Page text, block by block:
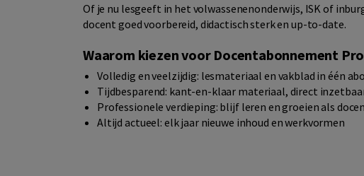
Of je nu lesgeeft in het volwassenenonderwijs, ISK of
docent goed voorbereid, didactisch sterk en up-to-date.
Waarom kiezen voor Docentabonnement
Volledig en veelzijdig: lesmateriaal en vakblad in één
Tijdbesparend: kant-en-klaar materiaal, direct
Professionele verdieping: blijf leren en groeien als
Altijd actueel: elk jaar nieuwe inhoud en werkvormen